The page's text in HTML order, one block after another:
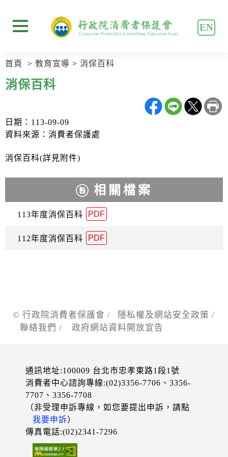
容
區
塊
Center
block
容
區
塊
EN
展開選單
首頁 教育宣導 消保百科
消保百科
日期：113-09-09
資料來源：消費者保護處
消保百科(詳見附件)
相關檔案
113年度消保百科 PDF
112年度消保百科 PDF
© 行政院消費者保護會 / 隱私權及網站安全政策 /
聯絡我們 / 政府網站資料開放宣告
通訊地址:100009 台北市忠孝東路1段1號
消費者中心諮詢專線:(02)3356-7706、3356-
7707、3356-7708
（非受理申訴專線，如您要提出申訴，請點
我要申訴）
傳真電話:(02)2341-7296